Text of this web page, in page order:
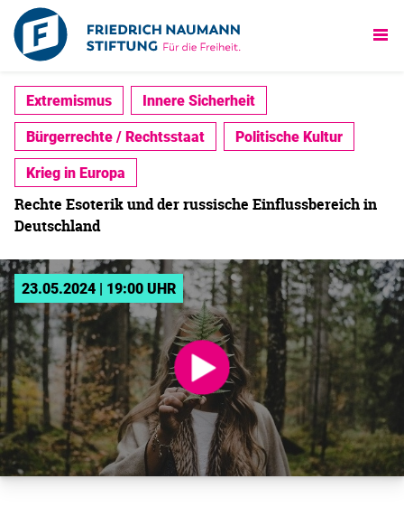
Extremismus
Innere Sicherheit
Bürgerrechte / Rechtsstaat
Politische Kultur
Krieg in Europa
Rechte Esoterik und der russische Einflussbereich in
Deutschland
23.05.2024 | 19:00 UHR